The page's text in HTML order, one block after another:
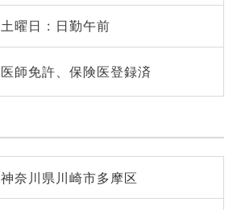
土曜日 : 日勤午前
医師免許、保険医登録済
神奈川県川崎市多摩区